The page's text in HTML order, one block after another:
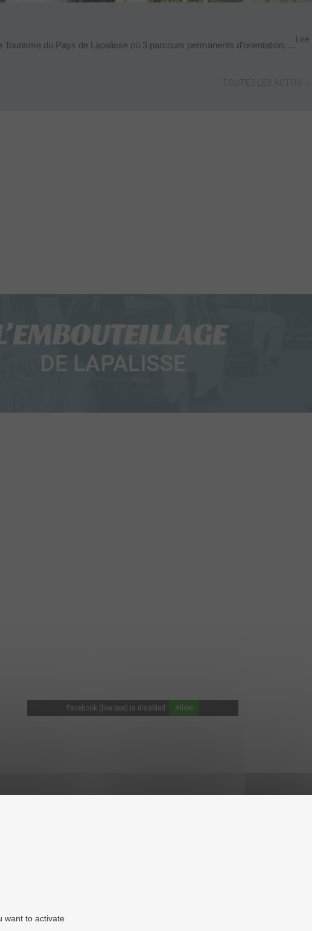
du Pays de Lapalisse où 3 parcours permanents d’orientation, ...
Lire
Facebook (like box) is disabled. Allow
want to activate